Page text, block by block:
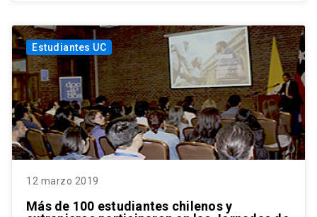
Estudiantes UC
12 marzo 2019
Más de 100 estudiantes chilenos y